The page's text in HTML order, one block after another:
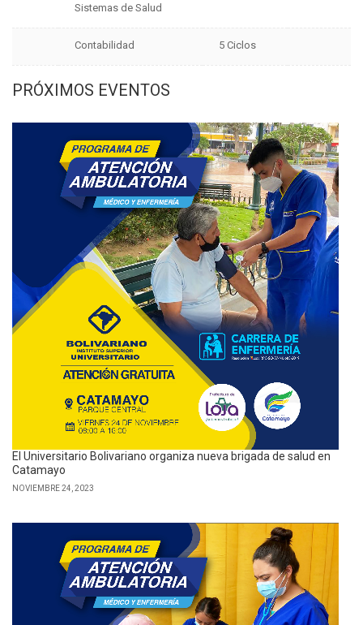
Sistemas de Salud
Contabilidad 5 Ciclos
PRÓXIMOS EVENTOS
El Universitario Bolivariano organiza nueva brigada de salud en
Catamayo
NOVIEMBRE 24, 2023